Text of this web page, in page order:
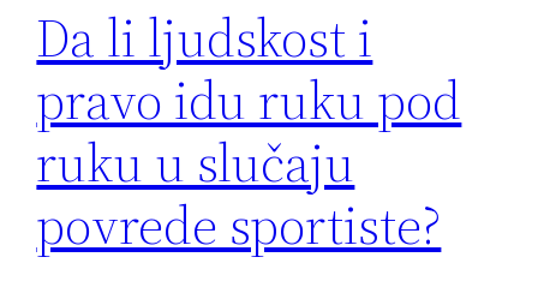
Da li ljudskost i
pravo idu ruku pod
ruku u slučaju
povrede sportiste?